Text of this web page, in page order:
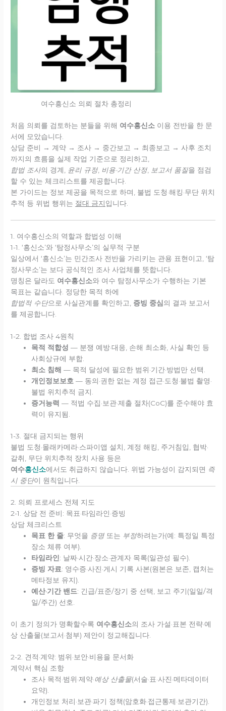
여수흥신소 의뢰 절차 총정리
처음 의뢰를 검토하는 분들을 위해 여수흥신소 이용 전반을 한 문
서에 모았습니다.
상담 준비 → 계약 → 조사 → 중간보고 → 최종보고 → 사후 조치
까지의 흐름을 실제 작업 기준으로 정리하고,
합법 조사의 경계, 윤리 규정 비용·기간 산정 보고서 품질을 점검
할 수 있는 체크리스트를 제공합니다.
본 가이드는 정보 제공을 목적으로 하며, 불법 도청·해킹·무단 위치
추적 등 위법 행위는 절대 금지입니다.
1. 여수흥신소의 역할과 합법성 이해
1-1. ‘흥신소’와 ‘탐정사무소’의 실무적 구분
일상에서 ‘흥신소’는 민간조사 전반을 가리키는 관용 표현이고, ‘탐
정사무소’는 보다 공식적인 조사 사업체를 뜻합니다.
명칭은 달라도 여수흥신소와 여수 탐정사무소가 수행하는 기본
목표는 같습니다. 정당한 목적 하에
합법적 수단으로 사실관계를 확인하고, 증빙 중심 의 결과 보고서
를 제공합니다.
1-2. 합법 조사 4원칙
목적 적합성 — 분쟁 예방·대응, 손해 최소화, 사실 확인 등
사회상규에 부합.
최소 침해 — 목적 달성에 필요한 범위·기간·방법만 선택.
개인정보보호 — 동의·권한 없는 계정 접근·도청·불법 촬영·
불법 위치추적 금지.
증거능력 — 적법 수집·보관·제출 절차(CoC)를 준수해야 효
력이 유지됨.
1-3. 절대 금지되는 행위
불법 도청·몰래카메라·스파이앱 설치, 계정 해킹, 주거침입, 협박·
갈취, 무단 위치추적 장치 사용 등은
여수흥신소에서도 취급하지 않습니다. 위법 가능성이 감지되면 즉
시 중단이 원칙입니다.
2. 의뢰 프로세스 전체 지도
2-1. 상담 전 준비: 목표·타임라인·증빙
상담 체크리스트
목표 한 줄: 무엇을 증명 또는 부정하려는가(예: 특정일 특정
장소 체류 여부).
타임라인 : 날짜·시간·장소·관계자 목록(일관성 필수).
증빙 자료: 영수증·사진·게시 기록 사본(원본은 보존, 캡처는
메타정보 유지).
예산·기간 밴드: 긴급/표준/장기 중 선택, 보고 주기(일일/격
일/주간) 선호.
이 초기 정의가 명확할수록 여수흥신소의 조사 가설·표본 전략·예
상 산출물(보고서·첨부) 제안이 정교해집니다.
2-2. 견적·계약: 범위·보안·비용을 문서화
계약서 핵심 조항
조사 목적·범위·제약·예상 산출물(서술·표·사진·메타데이터
요약).
개인정보 처리·보관·파기 정책(암호화·접근통제·보관기간).